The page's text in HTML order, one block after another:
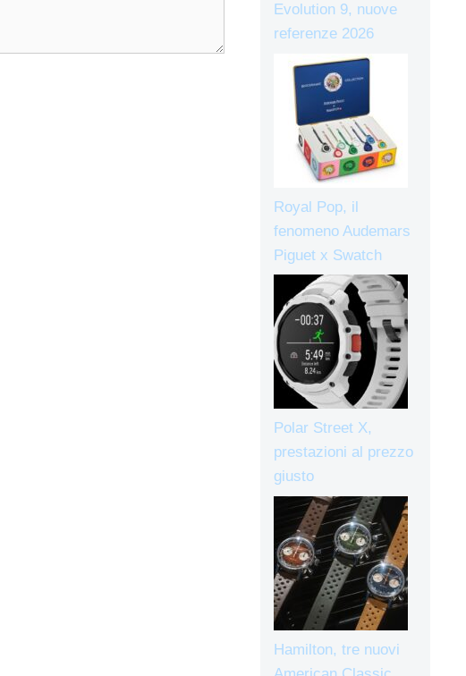
Evolution 9, nuove
referenze 2026
Royal Pop, il
fenomeno Audemars
Piguet x Swatch
Polar Street X,
prestazioni al prezzo
giusto
Hamilton, tre nuovi